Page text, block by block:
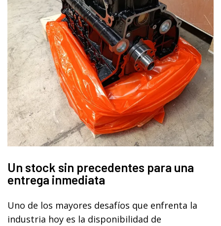
Un stock sin precedentes para una
entrega inmediata
Uno de los mayores desafíos que enfrenta la
industria hoy es la disponibilidad de